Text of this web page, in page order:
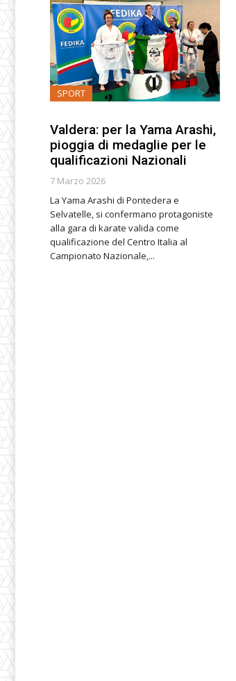
SPORT
Valdera: per la Yama Arashi,
pioggia di medaglie per le
qualificazioni Nazionali
7 Marzo 2026
La Yama Arashi di Pontedera e
Selvatelle, si confermano protagoniste
alla gara di karate valida come
qualificazione del Centro Italia al
Campionato Nazionale,...